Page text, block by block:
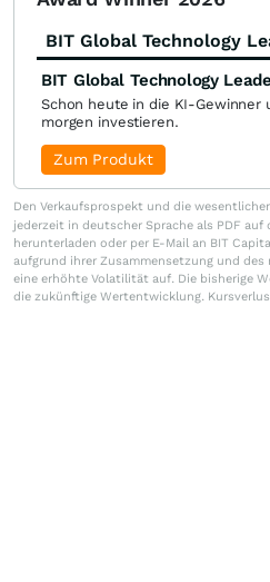
BIT Global Technology
BIT Global Technology
Schon heute in die KI-Gewinner
morgen investieren.
Zum Produkt
Den Verkaufsprospekt und die
jederzeit in deutscher Sprache als PDF auf
herunterladen oder per E-Mail an BIT
aufgrund ihrer Zusammensetzung und
eine erhöhte Volatilität auf. Die bisherige
die zukünftige Wertentwicklung.